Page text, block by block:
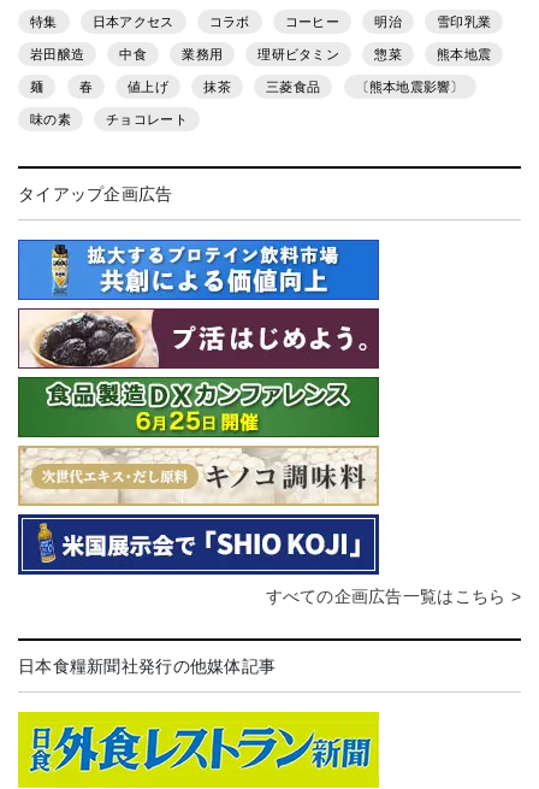
特集 日本アクセス コラボ コーヒー 明治 雪印乳業
岩田醸造 中食 業務用 理研ビタミン 惣菜 熊本地震
麺 春 値上げ 抹茶 三菱食品 〔熊本地震影響〕
味の素 チョコレート
タイアップ企画広告
すべての企画広告一覧はこちら >
日本食糧新聞社発行の他媒体記事